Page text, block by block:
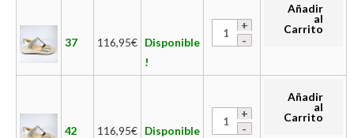
37 116,95€ Disponible
!
Añadir
al
Carrito
42 116,95€ Disponible
Añadir
al
Carrito